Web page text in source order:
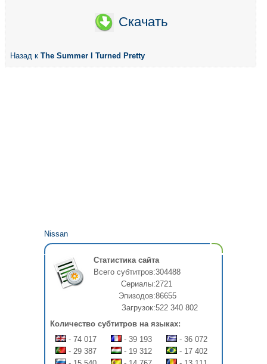
Скачать
Назад к The Summer I Turned Pretty
Nissan
Статистика сайта
Всего субтитров:304488
Сериалы:2721
Эпизодов:86655
Загрузок:522 340 802
Количество субтитров на языках:
- 74 017
- 39 193
- 36 072
- 29 387
- 19 312
- 17 402